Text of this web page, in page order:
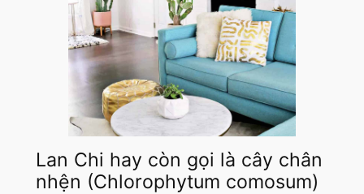
Lan Chi hay còn gọi là cây chân
nhện (Chlorophytum comosum)